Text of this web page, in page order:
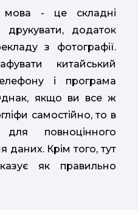
мова - це складні
друкувати, додаток
з фотографії.
китайський
і програма
якщо ви все ж
самостійно, то в
повноцінного
даних. Крім того, тут
як правильно